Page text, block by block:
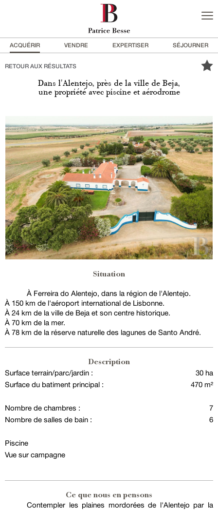
ACQUÉRIR VENDRE EXPERTISER SÉJOURNER
RETOUR AUX RÉSULTATS
Dans l'Alentejo, près de la ville de Beja,
une propriété avec piscine et aérodrome
Situation
À Ferreira do Alentejo, dans la région de l'Alentejo.
À 150 km de l'aéroport international de Lisbonne.
À 24 km de la ville de Beja et son centre historique.
À 70 km de la mer.
À 78 km de la réserve naturelle des lagunes de Santo André.
Description
Surface terrain/parc/jardin :
30 ha
Surface du batiment principal :
470 m²
Nombre de chambres :
7
Nombre de salles de bain :
6
Piscine
Vue sur campagne
Ce que nous en pensons
Contempler les plaines mordorées de l'Alentejo par la